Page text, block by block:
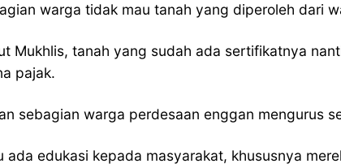
warga tidak mau tanah yang diperoleh dari
Mukhlis, tanah yang sudah ada sertifikatnya
pajak.
sebagian warga perdesaan enggan mengurus
ada edukasi kepada masyarakat, khususnya